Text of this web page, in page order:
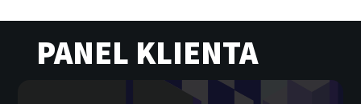
PANEL KLIENTA